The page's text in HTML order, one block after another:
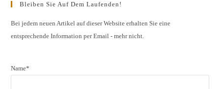
Bleiben Sie Auf Dem Laufenden!
Bei jedem neuen Artikel auf dieser Website erhalten Sie eine
entsprechende Information per Email - mehr nicht.
Name*